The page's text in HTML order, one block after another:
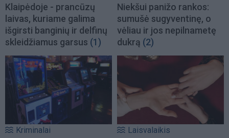
Klaipėdoje - prancūzų
laivas, kuriame galima
išgirsti banginių ir delfinų
skleidžiamus garsus (1)
Niekšui panižo rankos:
sumušė sugyventinę, o
vėliau ir jos nepilnametę
dukrą (2)
Kriminalai Laisvalaikis